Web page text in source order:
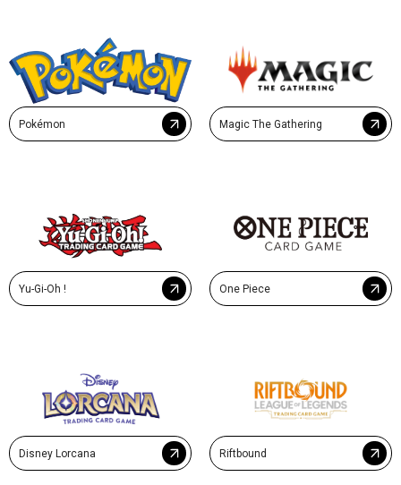
Pokémon Magic The Gathering
Yu-Gi-Oh ! One Piece
Disney Lorcana Riftbound